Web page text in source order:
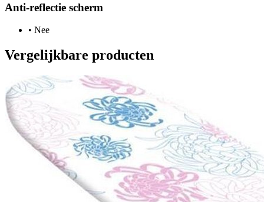
Anti-reflectie scherm
• Nee
Vergelijkbare producten